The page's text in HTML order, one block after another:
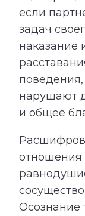
если
задач
наказание
нарушают
и общее
отношения
Осознание